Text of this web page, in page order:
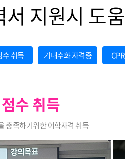
서 지원시 도
수 취득 기내수화 자격증
수 취득
충족하기위한 어학자격 취득